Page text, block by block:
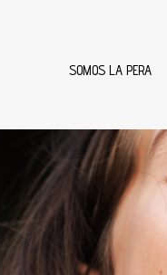
SOMOS LA PERA